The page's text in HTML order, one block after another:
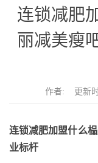
连锁减肥
丽减美瘦
作者: 更新时
连锁减肥加盟什么
业标杆